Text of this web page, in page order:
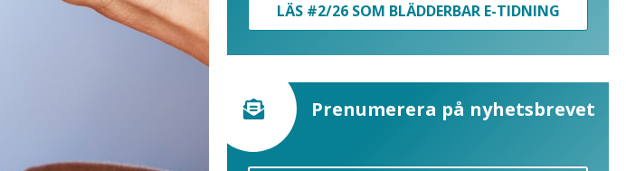
LÄS #2/26 SOM BLÄDDERBAR E-TIDNING
Prenumerera på nyhetsbrevet